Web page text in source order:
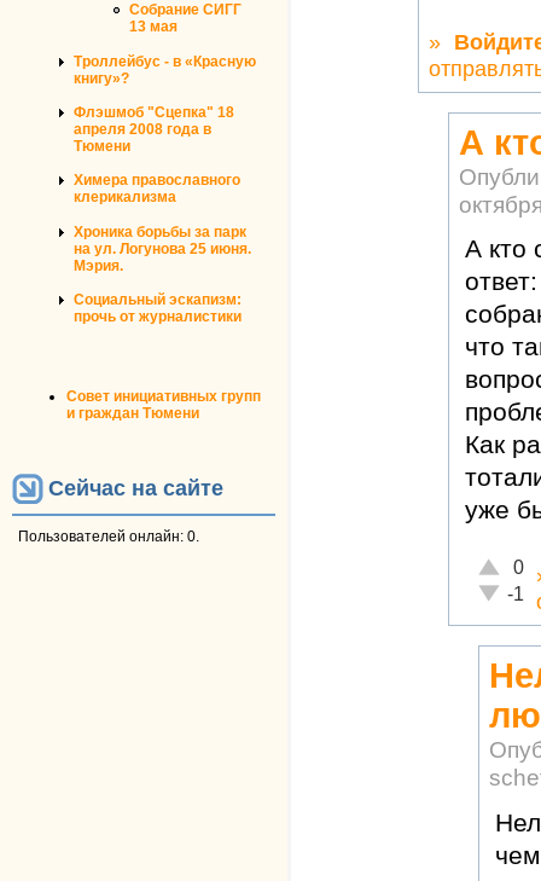
Собрание СИГГ
13 мая
Троллейбус - в «Красную
книгу»?
Флэшмоб "Сцепка" 18
апреля 2008 года в
Тюмени
Химера православного
клерикализма
Хроника борьбы за парк
на ул. Логунова 25 июня.
Мэрия.
Социальный эскапизм:
прочь от журналистики
Совет инициативных групп
и граждан Тюмени
Сейчас на сайте
Пользователей онлайн: 0.
»
А
А кто
что
Как
уже
0
-1